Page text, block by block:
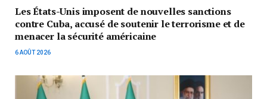
Les États-Unis imposent de nouvelles sanctions
contre Cuba, accusé de soutenir le terrorisme et de
menacer la sécurité américaine
6 AOÛT 2026